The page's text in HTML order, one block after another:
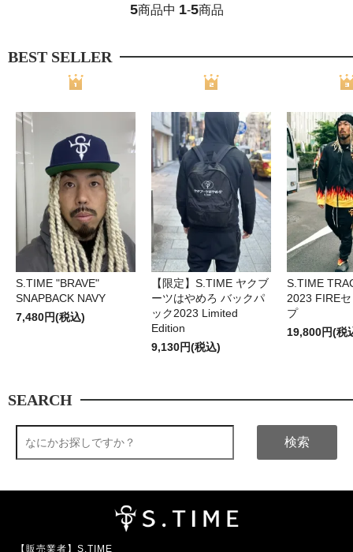
5商品中 1-5商品
BEST SELLER
S.TIME "BRAVE"
SNAPBACK NAVY
7,480円(税込)
【限定】S.TIME ヤクブ
ーツはやめろ バックパ
ック2023 Limited
Edition
9,130円(税込)
S.TIME
2023 FIRE
プ
19,800円(税
SEARCH
検索
【販売業者】S.TIME